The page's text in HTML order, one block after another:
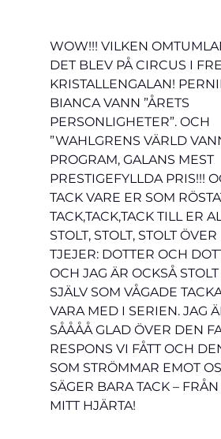
WOW!!! VILKEN
DET BLEV PÅ CIRCUS I
KRISTALLENGALAN!
BIANCA VANN ”ÅRETS
PERSONLIGHETER”. OCH
”WAHLGRENS VÄRLD
PROGRAM, GALANS MEST
PRESTIGEFYLLDA PRIS!!!
TACK VARE ER SOM
TACK,TACK,TACK TILL ER
STOLT, STOLT, STOLT
TJEJER: DOTTER OCH
OCH JAG ÄR OCKSÅ
SJÄLV SOM VÅGADE
VARA MED I SERIEN. JAG
SÅÅÅÅ GLAD ÖVER DEN
RESPONS VI FÅTT OCH
SOM STRÖMMAR EMOT
SÄGER BARA TACK –
MITT HJÄRTA!